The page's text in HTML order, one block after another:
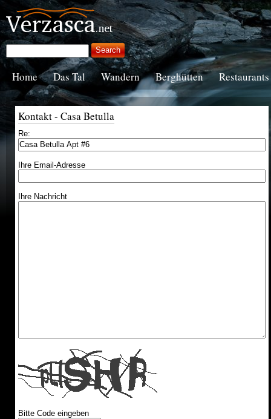
Home Das Tal Wandern Berghütten Restaurants
Kontakt - Casa Betulla
Re:
Ihre Email-Adresse
Ihre Nachricht
Bitte Code eingeben